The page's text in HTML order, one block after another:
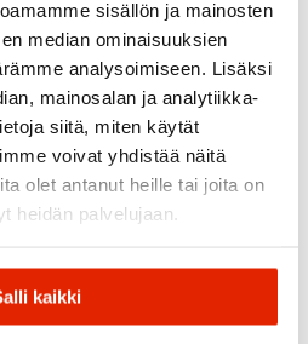
sisällön ja mainosten
median ominaisuuksien
analysoimiseen. Lisäksi
mainosalan ja analytiikka-
siitä, miten käytät
voivat yhdistää näitä
olet antanut heille tai joita on
heidän palvelujaan.
kaikki
sinulle
ALE
oli:
30,00 €.
15,00€
on:
15,00 €.
Rossignol
ALE